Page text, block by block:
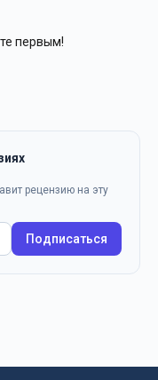
первым!
рецензию на эту
Подписаться